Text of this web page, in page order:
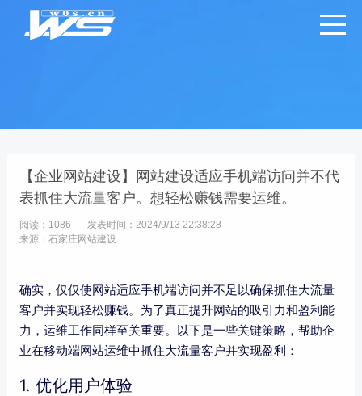
【企业网站建设】网站建设适应手机端访问并不代
表抓住大流量客户。想轻松赚钱需要运维。
阅读：1086
发表时间：2024/9/13 22:38:28
来源：石家庄网站建设
确实，仅仅使网站适应手机端访问并不足以确保抓住大流量
客户并实现轻松赚钱。为了真正提升网站的吸引力和盈利能
力，运维工作同样至关重要。以下是一些关键策略，帮助企
业在移动端网站运维中抓住大流量客户并实现盈利：
1. 优化用户体验